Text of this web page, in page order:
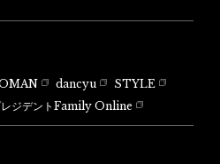
dancyu
STYLE
レジデントFamily Online